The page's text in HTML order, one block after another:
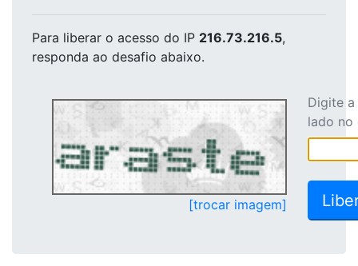
Para liberar o acesso do IP 216.73.216.5,
responda ao desafio abaixo.
[trocar imagem]
Digite
lado no